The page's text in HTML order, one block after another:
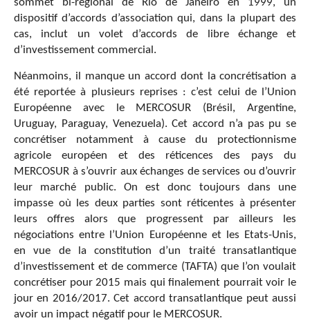
sommet bi-régional de Rio de Janeiro en 1999, un
dispositif d’accords d’association qui, dans la plupart des
cas, inclut un volet d’accords de libre échange et
d’investissement commercial.
Néanmoins, il manque un accord dont la concrétisation a
été reportée à plusieurs reprises : c’est celui de l’Union
Européenne avec le MERCOSUR (Brésil, Argentine,
Uruguay, Paraguay, Venezuela). Cet accord n’a pas pu se
concrétiser notamment à cause du protectionnisme
agricole européen et des réticences des pays du
MERCOSUR à s’ouvrir aux échanges de services ou d’ouvrir
leur marché public. On est donc toujours dans une
impasse où les deux parties sont réticentes à présenter
leurs offres alors que progressent par ailleurs les
négociations entre l’Union Européenne et les Etats-Unis,
en vue de la constitution d’un traité transatlantique
d’investissement et de commerce (TAFTA) que l’on voulait
concrétiser pour 2015 mais qui finalement pourrait voir le
jour en 2016/2017. Cet accord transatlantique peut aussi
avoir un impact négatif pour le MERCOSUR.